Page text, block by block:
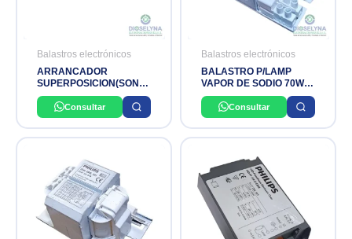
Balastros electrónicos
ARRANCADOR
SUPERPOSICION(SON-T
plus 100 A 400W)
(MH/CDM 70- 400W)
INADISA
Consultar
Balastros electrónicos
BALASTRO P/LAMP
VAPOR DE SODIO 70W
220V PHILIPS
Consultar